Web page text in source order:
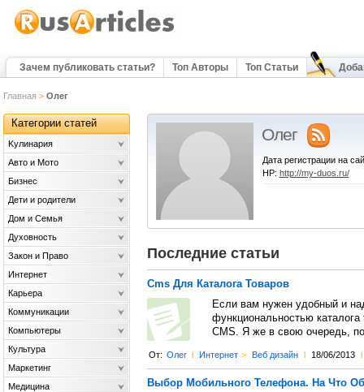
Зачем публиковать статьи? Топ Авторы Топ Статьи
Главная > Олег
Олег
Дата регистрации на
HP: http://my-duos.ru/
Последние статьи
Cms Для Каталога Товаров
Если вам нужен удобный и
функциональностью
CMS. Я же в свою очередь,
От: Олег l Интернет > Веб дизайн l 18/06/2013 l
Выбор Мобильного Телефона. На Что
Категории статей
Kулинария
Авто и Мото
Бизнес
Дети и родители
Дом и Семья
Духовность
Закон и Право
Интернет
Карьера
Коммуникации
Компьютеры
Культура
Маркетинг
Медицина